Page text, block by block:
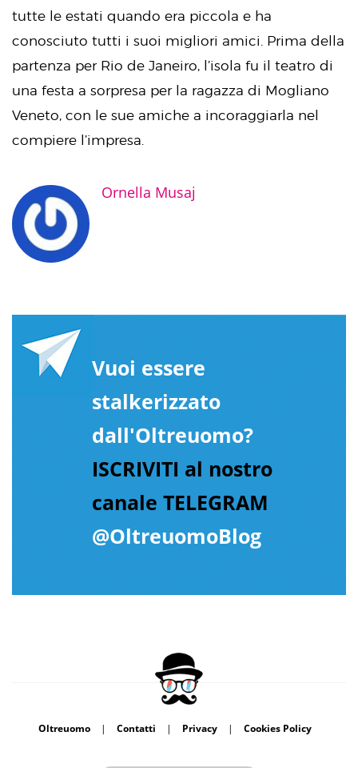
tutte le estati quando era piccola e ha
conosciuto tutti i suoi migliori amici. Prima della
partenza per Rio de Janeiro, l’isola fu il teatro di
una festa a sorpresa per la ragazza di Mogliano
Veneto, con le sue amiche a incoraggiarla nel
compiere l’impresa.
Ornella Musaj
Vuoi essere
stalkerizzato
dall'Oltreuomo?
ISCRIVITI al nostro
canale TELEGRAM
@OltreuomoBlog
Oltreuomo | Contatti | Privacy | Cookies Policy